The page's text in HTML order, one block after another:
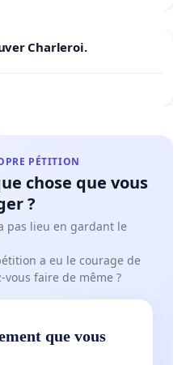
Charleroi.
PÉTITION
chose que vous
?
pas lieu en gardant le
a eu le courage de
vous faire de même ?
que vous